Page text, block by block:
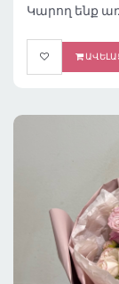
Կարող ենք